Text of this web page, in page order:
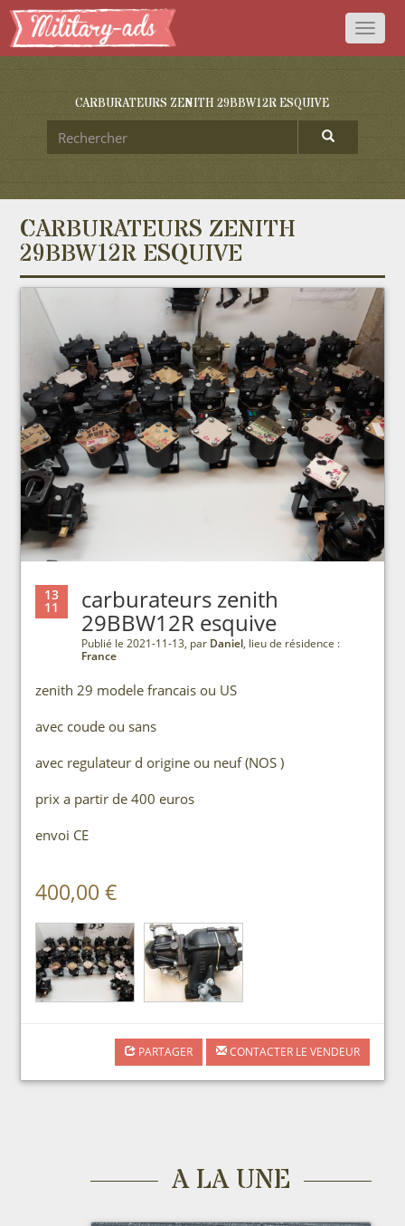
Toggle
CARBURATEURS ZENITH 29BBW12R ESQUIVE
CARBURATEURS ZENITH
29BBW12R ESQUIVE
13
11 carburateurs zenith
29BBW12R esquive
Publié le 2021-11-13, par Daniel, lieu de résidence :
France
zenith 29 modele francais ou US
avec coude ou sans
avec regulateur d origine ou neuf (NOS )
prix a partir de 400 euros
envoi CE
400,00 €
PARTAGER CONTACTER LE VENDEUR
A LA UNE